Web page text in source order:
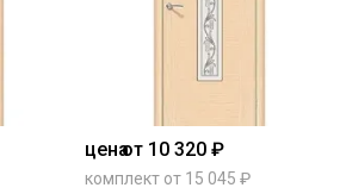
ценаот 10 320 ₽
комплект от 15 045 ₽